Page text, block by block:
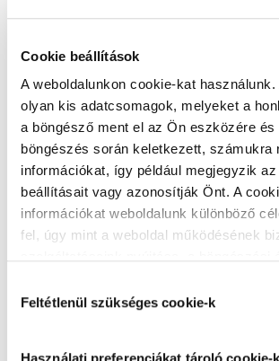
Cookie beállítások
A weboldalunkon cookie-kat használunk.
olyan kis adatcsomagok, melyeket a
a böngésző ment el az Ön eszközére és
böngészés során keletkezett, számukra
információkat, így például megjegyzik
beállításait vagy azonosítják Önt. A
információkat weboldalunk különböző
fel, úgy mint a weboldal működésének
szabott ajánlatok megjelenítése,
elemzése. A weboldalunk által
különösen a Google Analytics cookie-k
kiválasztása
Feltétlenül szükséges cookie-k
Használati preferenciákat tároló cookie-k
Rév Festék Kisáruház
2120 Dunakeszi, Rév út 50
Vasárnap: 08:00 - 12:00
Mutass többet
Színspirál Festék és Barkácsüzlet
1155 Budapest, Kolozsvár u. 40
Mutass többet
Vitál-Kolor festékstudió
3200 Gyöngyös, Bethlen Gábor u. 2
Mutass többet